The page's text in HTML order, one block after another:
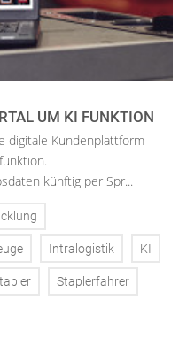
UM KI FUNKTION
digitale Kundenplattform
künftig per Spr...
Intralogistik KI
Staplerfahrer